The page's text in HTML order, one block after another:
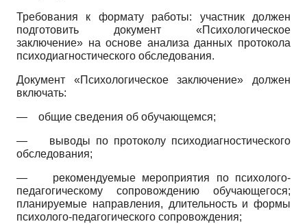
Требования к формату работы: участник должен
подготовить документ «Психологическое
заключение» на основе анализа данных протокола
психодиагностического обследования.
Документ «Психологическое заключение» должен
включать:
— общие сведения об обучающемся;
— выводы по протоколу психодиагностического
обследования;
— рекомендуемые мероприятия по психолого-
педагогическому сопровождению обучающегося;
планируемые направления, длительность и формы
психолого-педагогического сопровождения;